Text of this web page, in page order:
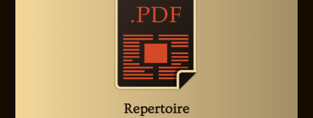
Repertoire